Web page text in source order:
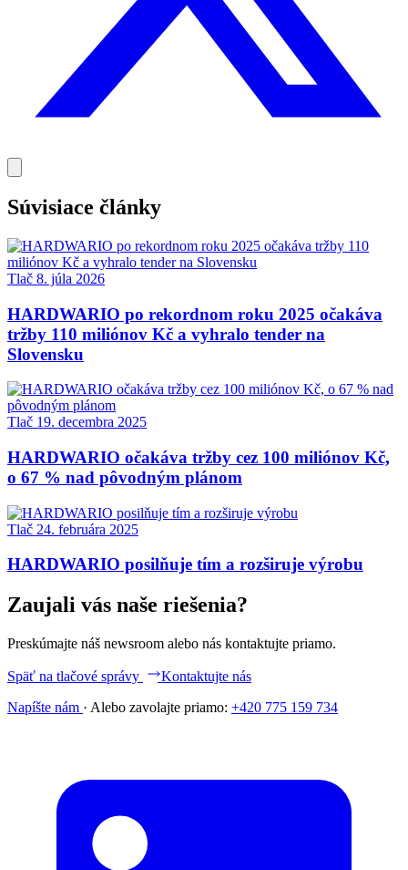
Súvisiace články
Tlač 8. júla 2026
HARDWARIO po rekordnom roku 2025 očakáva
tržby 110 miliónov Kč a vyhralo tender na
Slovensku
Tlač 19. decembra 2025
HARDWARIO očakáva tržby cez 100 miliónov Kč,
o 67 % nad pôvodným plánom
Tlač 24. februára 2025
HARDWARIO posilňuje tím a rozširuje výrobu
Zaujali vás naše riešenia?
Preskúmajte náš newsroom alebo nás kontaktujte priamo.
Späť na tlačové správy
Kontaktujte nás
Napíšte nám · Alebo zavolajte priamo: +420 775 159 734